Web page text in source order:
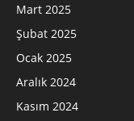
Mart 2025
Şubat 2025
Ocak 2025
Aralık 2024
Kasım 2024